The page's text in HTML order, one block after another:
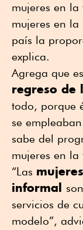
mujeres en
mujeres en
país la
explica.
Agrega que
regreso de
todo, porque
se
sabe del
mujeres en
“Las
informal
servicios de
modelo”,